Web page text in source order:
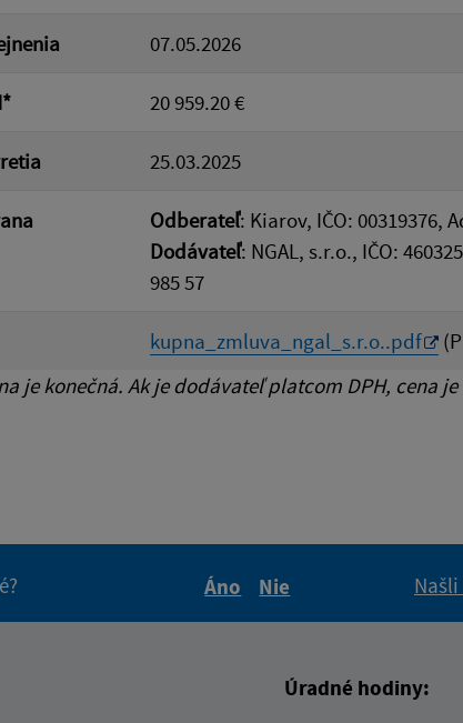
07.05.2026
20 959.20 €
25.03.2025
Odberateľ: Kiarov, IČO: 00319376,
Dodávateľ: NGAL, s.r.o., IČO:
985 57
kupna_zmluva_ngal_s.r.o..pdf
je konečná. Ak je dodávateľ platcom DPH, cena
Áno
Nie
Úradné hodiny: